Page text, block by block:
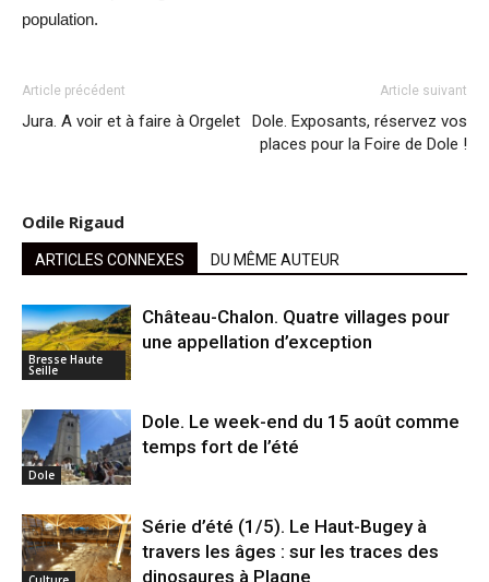
population.
Article précédent
Jura. A voir et à faire à Orgelet
Article suivant
Dole. Exposants, réservez vos
places pour la Foire de Dole !
Odile Rigaud
ARTICLES CONNEXES DU MÊME AUTEUR
Bresse Haute
Seille
Château-Chalon. Quatre villages pour
une appellation d’exception
Dole
Dole. Le week-end du 15 août comme
temps fort de l’été
Série d’été (1/5). Le Haut-Bugey à
travers les âges : sur les traces des
dinosaures à Plagne